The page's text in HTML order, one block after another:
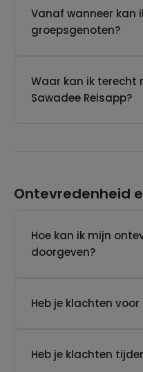
Vanaf wanneer kan
groepsgenoten?
Waar kan ik terecht
Sawadee Reisapp?
Ontevredenheid
Hoe kan ik mijn
doorgeven?
Heb je klachten
Heb je klachten